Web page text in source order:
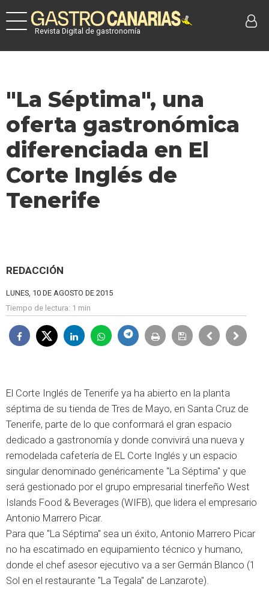
Revista Digital de gastronomía
"La Séptima", una
oferta gastronómica
diferenciada en El
Corte Inglés de
Tenerife
REDACCIÓN
LUNES, 10 DE AGOSTO DE 2015
Tiempo de lectura: 1 min
El Corte Inglés de Tenerife ya ha abierto en la planta
séptima de su tienda de Tres de Mayo, en Santa Cruz de
Tenerife, parte de lo que conformará el gran espacio
dedicado a gastronomía y donde convivirá una nueva y
remodelada cafetería de EL Corte Inglés y un espacio
singular denominado genéricamente "La Séptima" y que
será gestionado por el grupo empresarial tinerfeño West
Islands Food & Beverages (WIFB), que lidera el empresario
Antonio Marrero Picar.
Para que "La Séptima" sea un éxito, Antonio Marrero Picar
no ha escatimado en equipamiento técnico y humano,
donde el chef asesor ejecutivo va a ser Germán Blanco (1
Sol en el restaurante "La Tegala" de Lanzarote).